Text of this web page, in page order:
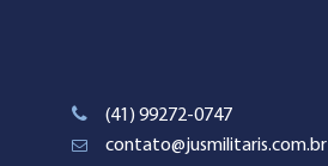
(41) 99272-0747
contato@jusmilitaris.com.br